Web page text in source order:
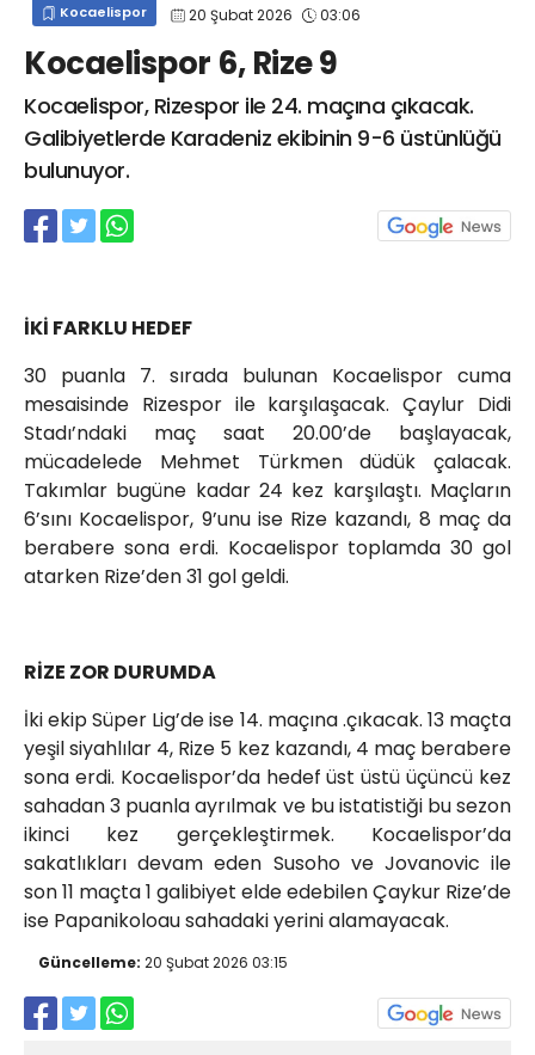
Kocaelispor 20 Şubat 2026 03:06
Kocaelispor 6, Rize 9
Kocaelispor, Rizespor ile 24. maçına çıkacak.
Galibiyetlerde Karadeniz ekibinin 9-6 üstünlüğü
bulunuyor.
İKİ FARKLU HEDEF
30 puanla 7. sırada bulunan Kocaelispor cuma
mesaisinde Rizespor ile karşılaşacak. Çaylur Didi
Stadı’ndaki maç saat 20.00’de başlayacak,
mücadelede Mehmet Türkmen düdük çalacak.
Takımlar bugüne kadar 24 kez karşılaştı. Maçların
6’sını Kocaelispor, 9’unu ise Rize kazandı, 8 maç da
berabere sona erdi. Kocaelispor toplamda 30 gol
atarken Rize’den 31 gol geldi.
RİZE ZOR DURUMDA
İki ekip Süper Lig’de ise 14. maçına .çıkacak. 13 maçta
yeşil siyahlılar 4, Rize 5 kez kazandı, 4 maç berabere
sona erdi. Kocaelispor’da hedef üst üstü üçüncü kez
sahadan 3 puanla ayrılmak ve bu istatistiği bu sezon
ikinci kez gerçekleştirmek. Kocaelispor’da
sakatlıkları devam eden Susoho ve Jovanovic ile
son 11 maçta 1 galibiyet elde edebilen Çaykur Rize’de
ise Papanikoloau sahadaki yerini alamayacak.
Güncelleme: 20 Şubat 2026 03:15
info@spor41.com